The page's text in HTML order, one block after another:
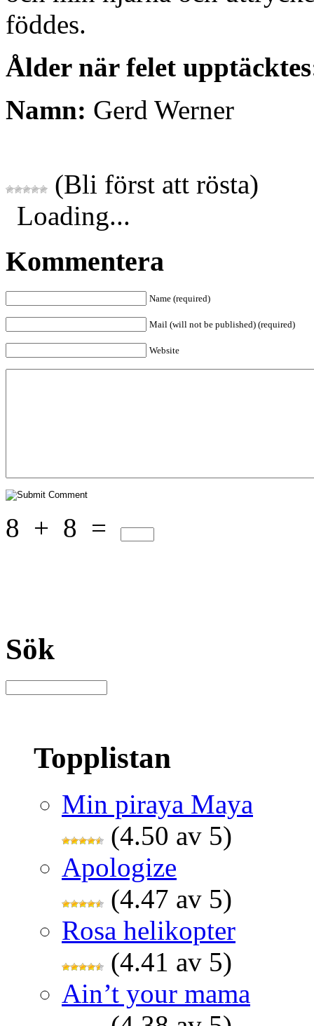
föddes.
Ålder när felet
Namn: Gerd Werner
(Bli först att rösta)
Loading...
Kommentera
Name (required)
Mail (will not be published) (required)
Website
8 + 8 =
Sök
Topplistan
Min piraya Maya
(4.50 av 5)
Apologize
(4.47 av 5)
Rosa helikopter
(4.41 av 5)
Ain’t your mama